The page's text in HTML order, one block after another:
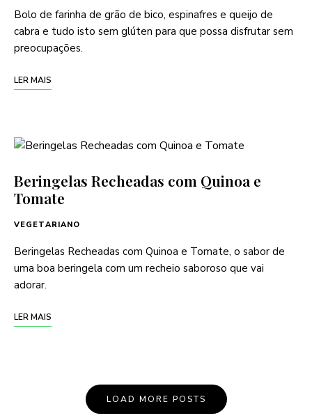
Bolo de farinha de grão de bico, espinafres e queijo de
cabra e tudo isto sem glúten para que possa disfrutar sem
preocupações.
LER MAIS
Beringelas Recheadas com Quinoa e
Tomate
VEGETARIANO
Beringelas Recheadas com Quinoa e Tomate, o sabor de
uma boa beringela com um recheio saboroso que vai
adorar.
LER MAIS
LOAD MORE POSTS